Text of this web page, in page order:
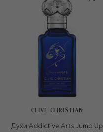
CLIVE CHRISTIAN
Духи Addictive Arts Jump Up